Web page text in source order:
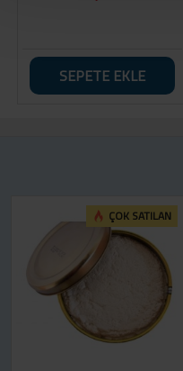
SEPETE EKLE
ÇOK SATILAN